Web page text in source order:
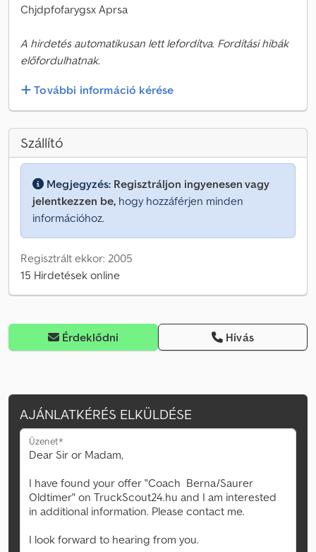
Chjdpfofarygsx Aprsa
A hirdetés automatikusan lett lefordítva. Fordítási hibák
előfordulhatnak.
További információ kérése
Szállító
Megjegyzés: Regisztráljon ingyenesen vagy
jelentkezzen be, hogy hozzáférjen minden
információhoz.
Regisztrált ekkor: 2005
15 Hirdetések online
Érdeklődni Hívás
AJÁNLATKÉRÉS ELKÜLDÉSE
Üzenet*